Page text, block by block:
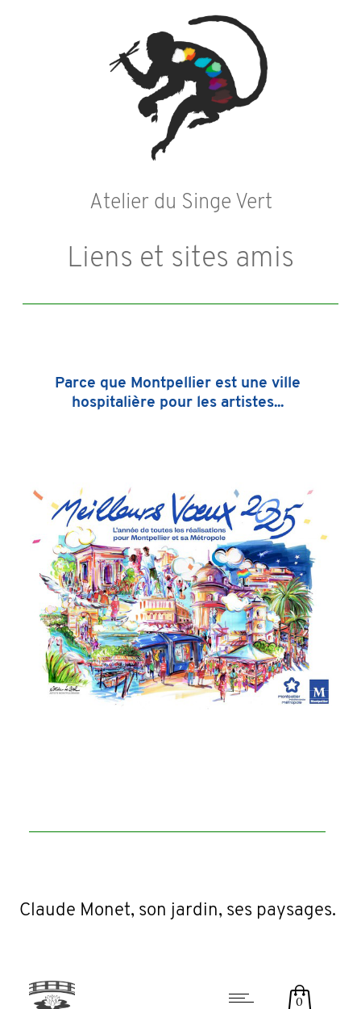
Atelier du Singe Vert
Liens et sites amis
Parce que Montpellier est une ville
hospitalière pour les artistes...
Claude Monet, son jardin, ses paysages.